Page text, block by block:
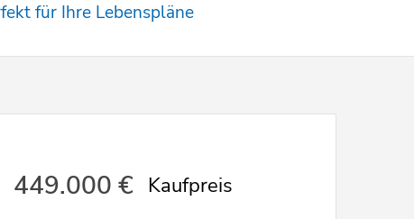
für Ihre Lebenspläne
449.000 € Kaufpreis